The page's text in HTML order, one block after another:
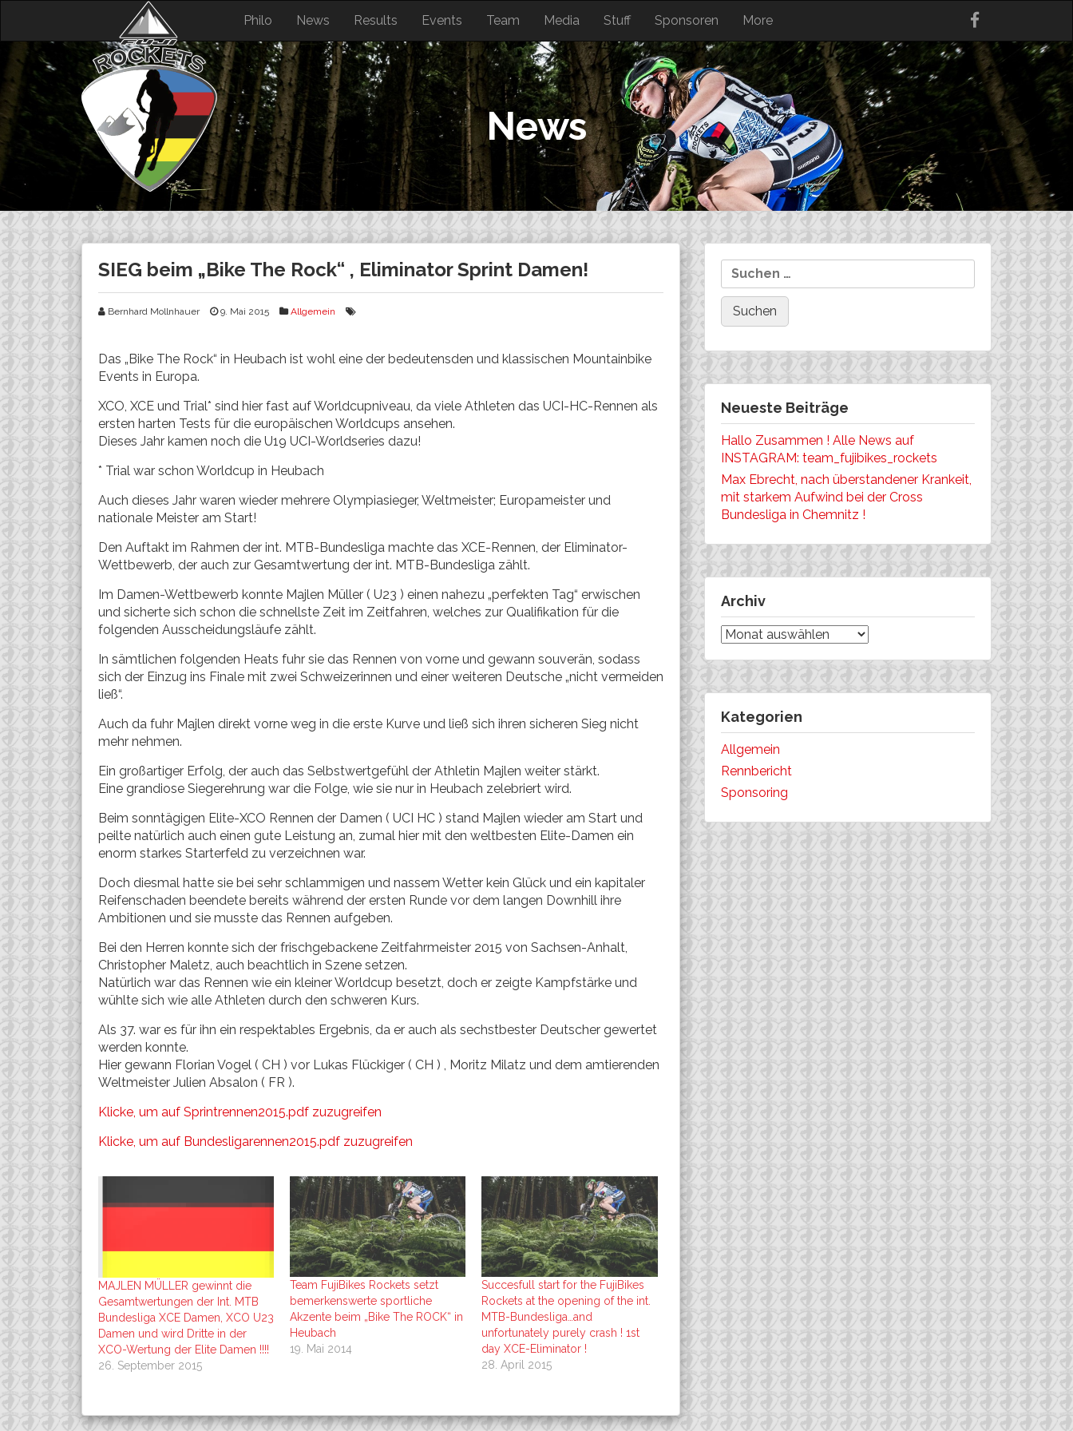
content
Philo News Results Events Team Media Stuff Sponsoren More
News
SIEG beim „Bike The Rock“ , Eliminator Sprint Damen!
Bernhard Mollnhauer 9. Mai 2015 Allgemein
Das „Bike The Rock“ in Heubach ist wohl eine der bedeutensden und klassischen Mountainbike
Events in Europa.
XCO, XCE und Trial* sind hier fast auf Worldcupniveau, da viele Athleten das UCI-HC-Rennen als
ersten harten Tests für die europäischen Worldcups ansehen.
Dieses Jahr kamen noch die U19 UCI-Worldseries dazu!
* Trial war schon Worldcup in Heubach
Auch dieses Jahr waren wieder mehrere Olympiasieger, Weltmeister; Europameister und
nationale Meister am Start!
Den Auftakt im Rahmen der int. MTB-Bundesliga machte das XCE-Rennen, der Eliminator-
Wettbewerb, der auch zur Gesamtwertung der int. MTB-Bundesliga zählt.
Im Damen-Wettbewerb konnte Majlen Müller ( U23 ) einen nahezu „perfekten Tag“ erwischen
und sicherte sich schon die schnellste Zeit im Zeitfahren, welches zur Qualifikation für die
folgenden Ausscheidungsläufe zählt.
In sämtlichen folgenden Heats fuhr sie das Rennen von vorne und gewann souverän, sodass
sich der Einzug ins Finale mit zwei Schweizerinnen und einer weiteren Deutsche „nicht vermeiden
ließ“.
Auch da fuhr Majlen direkt vorne weg in die erste Kurve und ließ sich ihren sicheren Sieg nicht
mehr nehmen.
Ein großartiger Erfolg, der auch das Selbstwertgefühl der Athletin Majlen weiter stärkt.
Eine grandiose Siegerehrung war die Folge, wie sie nur in Heubach zelebriert wird.
Beim sonntägigen Elite-XCO Rennen der Damen ( UCI HC ) stand Majlen wieder am Start und
peilte natürlich auch einen gute Leistung an, zumal hier mit den weltbesten Elite-Damen ein
enorm starkes Starterfeld zu verzeichnen war.
Doch diesmal hatte sie bei sehr schlammigen und nassem Wetter kein Glück und ein kapitaler
Reifenschaden beendete bereits während der ersten Runde vor dem langen Downhill ihre
Ambitionen und sie musste das Rennen aufgeben.
Bei den Herren konnte sich der frischgebackene Zeitfahrmeister 2015 von Sachsen-Anhalt,
Christopher Maletz, auch beachtlich in Szene setzen.
Natürlich war das Rennen wie ein kleiner Worldcup besetzt, doch er zeigte Kampfstärke und
wühlte sich wie alle Athleten durch den schweren Kurs.
Als 37. war es für ihn ein respektables Ergebnis, da er auch als sechstbester Deutscher gewertet
werden konnte.
Hier gewann Florian Vogel ( CH ) vor Lukas Flückiger ( CH ) , Moritz Milatz und dem amtierenden
Weltmeister Julien Absalon ( FR ).
Klicke, um auf Sprintrennen2015.pdf zuzugreifen
Klicke, um auf Bundesligarennen2015.pdf zuzugreifen
MAJLEN MÜLLER gewinnt die
Gesamtwertungen der Int. MTB
Bundesliga XCE Damen, XCO U23
Damen und wird Dritte in der
XCO-Wertung der Elite Damen !!!!
26. September 2015
Team FujiBikes Rockets setzt
bemerkenswerte sportliche
Akzente beim „Bike The ROCK“ in
Heubach
19. Mai 2014
Succesfull start for the FujiBikes
Rockets at the opening of the int.
MTB-Bundesliga…and
unfortunately purely crash ! 1st
day XCE-Eliminator !
28. April 2015
Suchen
nach:
Neueste Beiträge
Hallo Zusammen ! Alle News auf
INSTAGRAM: team_fujibikes_rockets
Max Ebrecht, nach überstandener Krankeit,
mit starkem Aufwind bei der Cross
Bundesliga in Chemnitz !
Archiv
Archiv
Kategorien
Allgemein
Rennbericht
Sponsoring